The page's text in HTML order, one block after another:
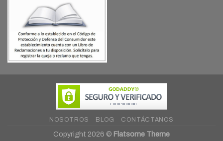
NOSOTROS BLOG CONTÁCTANOS
Copyright 2026 © Flatsome Theme